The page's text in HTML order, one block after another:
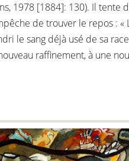
1978 [1884]: 130). Il tente
de trouver le repos : «
le sang déjà usé de sa
raffinement, à une